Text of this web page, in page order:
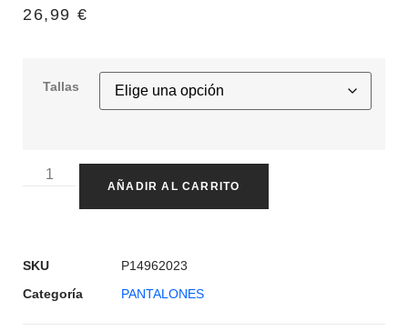
26,99 €
Tallas
AÑADIR AL CARRITO
SKU
P14962023
Categoría
PANTALONES